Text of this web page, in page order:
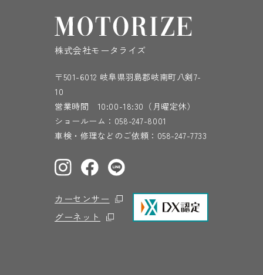
株式会社モータライズ
〒501-6012 岐阜県羽島郡岐南町八剣7-
10
営業時間 10:00-18:30（月曜定休）
ショールーム： 058-247-8001
車検・修理などのご依頼： 058-247-7733
カーセンサー
グーネット